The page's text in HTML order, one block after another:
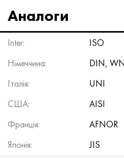
Аналоги
Inter:
ISO
Німеччина:
DIN,
Італія:
UNI
США:
AISI
Франція:
AFNOR
Японія:
JIS